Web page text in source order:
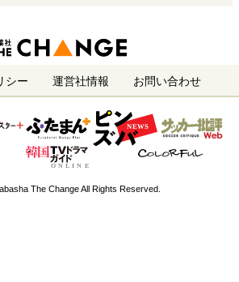
シー 運営社情報 お問い合わせ
The Change All Rights Reserved.